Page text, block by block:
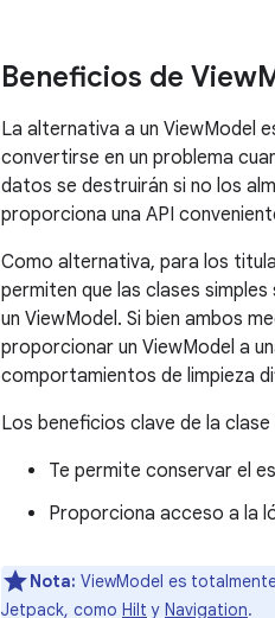
Beneficios de View
La alternativa a un ViewModel
convertirse en un problema
datos se destruirán si no los
proporciona una API
Como alternativa, para los
permiten que las clases
un ViewModel. Si bien ambos
proporcionar un ViewModel a
comportamientos de limpieza
Los beneficios clave de la
Te permite conservar el
Proporciona acceso a la
Nota: ViewModel es
Jetpack, como Hilt y Navigation.